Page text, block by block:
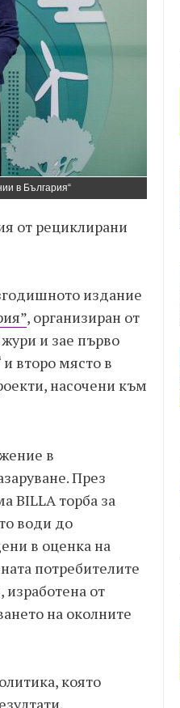
в България“
от рециклирани
издание
, организиран от
и зае първо
второ място в
насочени към
в
През
BILLA торба за
води до
в оценка на
потребителите
изработена от
на околните
която